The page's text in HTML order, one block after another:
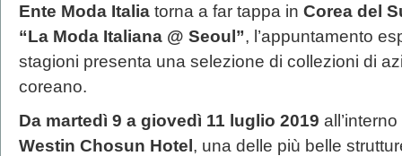
Ente Moda Italia torna a far tappa in Corea del
“La Moda Italiana @ Seoul”, l’appuntamento
stagioni presenta una selezione di collezioni di
coreano.
Da martedì 9 a giovedì 11 luglio 2019
Westin Chosun Hotel , una delle più belle